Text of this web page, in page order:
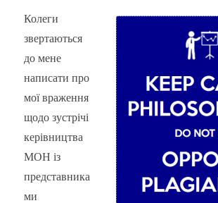
Колеги
звертаються
до мене
написати про
мої враження
щодо зустрічі
керівництва
МОН із
представника
ми